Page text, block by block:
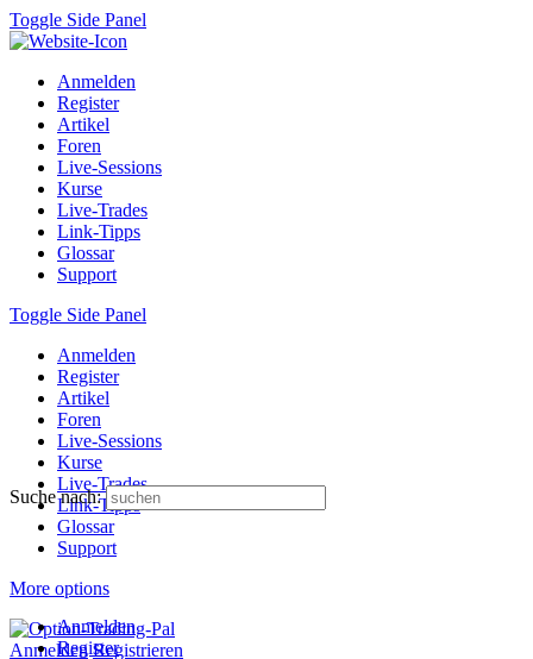
Toggle Side Panel
Anmelden
Register
Artikel
Foren
Live-Sessions
Kurse
Live-Trades
Link-Tipps
Glossar
Support
Toggle Side Panel
Anmelden
Register
Artikel
Foren
Live-Sessions
Kurse
Live-Trades
Link-Tipps
Glossar
Support
More options
Anmelden Registrieren
Suche nach:
Anmelden
Register